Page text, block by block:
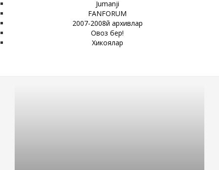
Jumanji
FANFORUM
2007-2008й архивлар
Овоз бер!
Хикоялар